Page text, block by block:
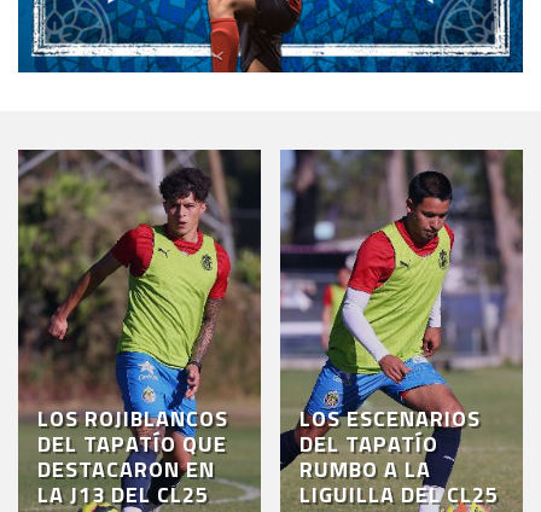
LOS ROJIBLANCOS
DEL TAPATÍO QUE
DESTACARON EN
LA J13 DEL CL25
LOS ESCENARIOS
DEL TAPATÍO
RUMBO A LA
LIGUILLA DEL CL25